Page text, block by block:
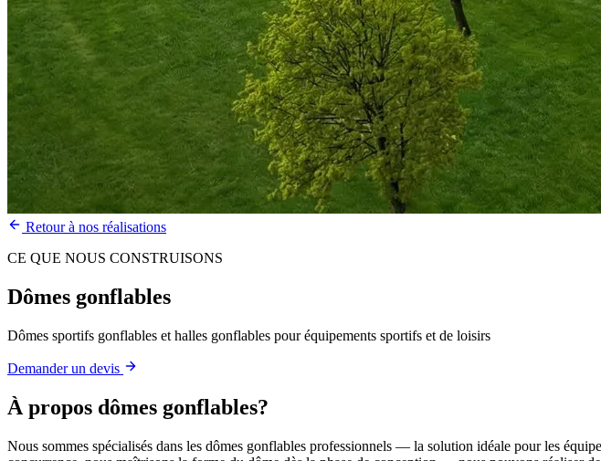
Retour à nos réalisations
CE QUE NOUS CONSTRUISONS
Dômes gonflables
Dômes sportifs gonflables et halles gonflables pour équipements sportifs et de loisirs
Demander un devis
À propos dômes gonflables?
Nous sommes spécialisés dans les dômes gonflables professionnels — la solution idéale pour les